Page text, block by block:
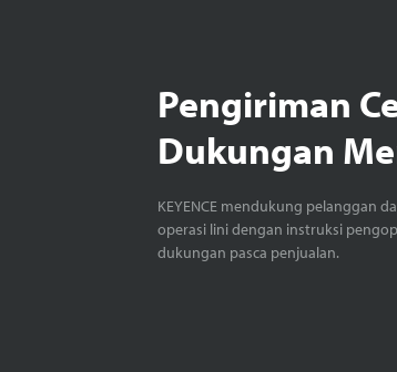
Pengiriman
Dukungan
KEYENCE mendukung pelanggan
operasi lini dengan instruksi
dukungan pasca penjualan.